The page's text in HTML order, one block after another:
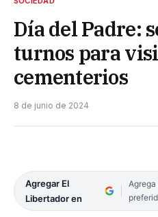
Día del Padre:
turnos para
cementerios
8 de junio de 2024
Agregar El
Libertador en
Agrega